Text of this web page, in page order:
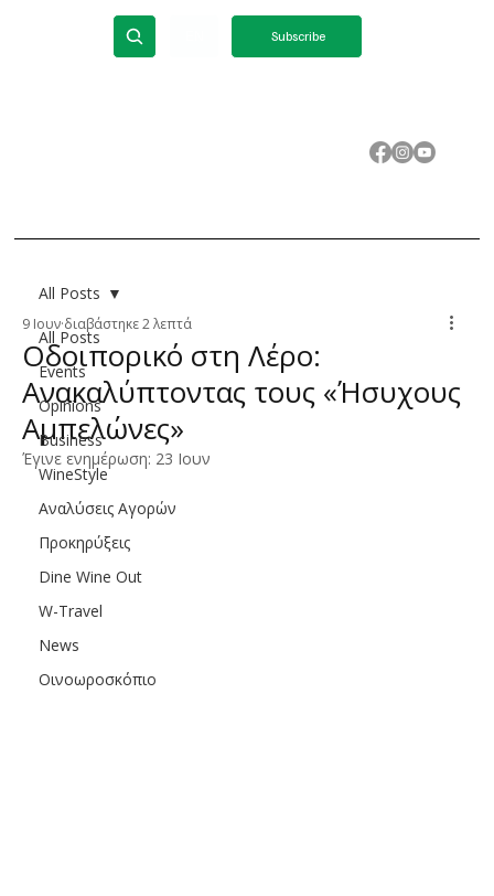
Subscribe
All Posts
Events
Opinions
Business
WineStyle
Αναλύσεις Αγορών
Προκηρύξεις
Dine Wine Out
W-Travel
News
Οινοωροσκόπιο
All Posts
Οδοιπορικό στη Λέρο:
Ανακαλύπτοντας τους «Ήσυχους
Αμπελώνες»
9 Ιουν διαβάστηκε 2 λεπτά
Έγινε ενημέρωση: 23 Ιουν